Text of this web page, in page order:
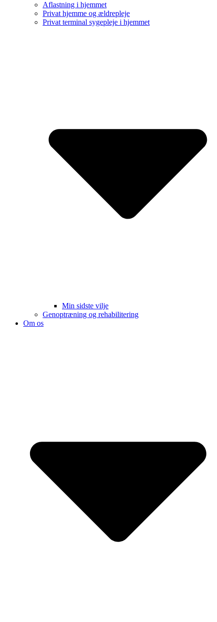
Aflastning i hjemmet
Privat hjemme og ældrepleje
Privat terminal sygepleje i hjemmet
Min sidste vilje
Genoptræning og rehabilitering
Om os